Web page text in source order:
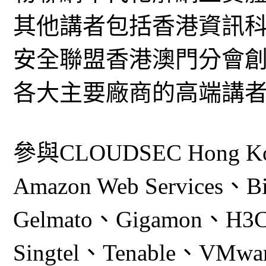
其他講者包括香港資訊
安全聯盟香港澳門分會
各大主要廠商的高端講
參與CLOUDSEC Hong
Amazon Web Services、
Gelmato、Gigamon、
Singtel、Tenable、